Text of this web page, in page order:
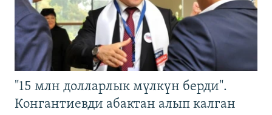
"15 млн долларлык мүлкүн берди".
Конгантиевди абактан алып калган